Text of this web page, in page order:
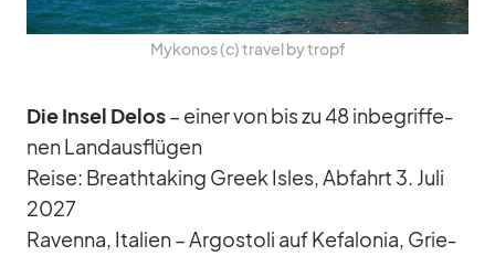
My­ko­nos (c) tra­vel by tropf
Die In­sel De­los– ei­ner von bis zu 48 in­be­grif­fe­
nen Land­aus­flü­gen
Reise: Breath­ta­king Greek Is­les, Ab­fahrt 3. Juli
2027
Ra­venna, Ita­lien – Ar­gos­toli auf Ke­fa­lo­nia, Grie­